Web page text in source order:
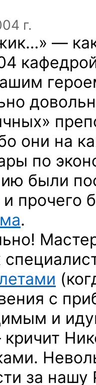
г.
—
они на
по
были
и прочего
.
с
и
кричит
за нашу